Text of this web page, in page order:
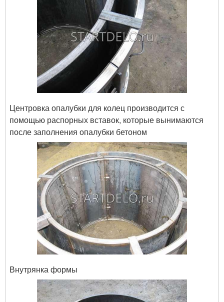
Центровка опалубки для колец производится с
помощью распорных вставок, которые вынимаются
после заполнения опалубки бетоном
Внутрянка формы